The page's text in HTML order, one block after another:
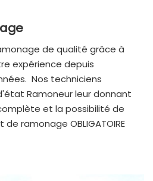
de qualité grâce à
expérience depuis
Nos techniciens
Ramoneur leur donnant
et la possibilité de
ramonage OBLIGATOIRE